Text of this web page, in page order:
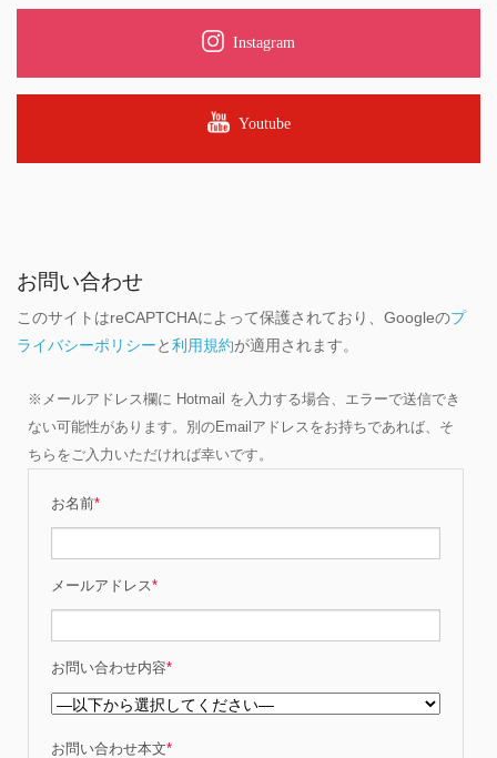
Instagram
Youtube
お問い合わせ
このサイトはreCAPTCHAによって保護されており、Googleのプ
ライバシーポリシーと利用規約が適用されます。
※メールアドレス欄に Hotmail を入力する場合、エラーで送信でき
ない可能性があります。別のEmailアドレスをお持ちであれば、そ
ちらをご入力いただければ幸いです。
お名前*
メールアドレス*
お問い合わせ内容*
お問い合わせ本文*